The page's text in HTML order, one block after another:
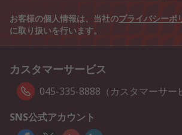
お客様の個人情報は、当社のプライバシーポ
に取り扱いを行います。
カスタマーサービス
045-335-8888（カスタマーサー
SNS公式アカウント